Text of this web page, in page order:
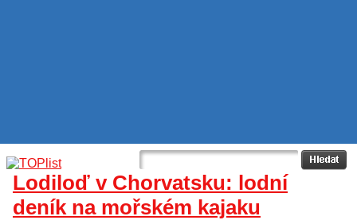
Lodiloď v Chorvatsku: lodní
deník na mořském kajaku